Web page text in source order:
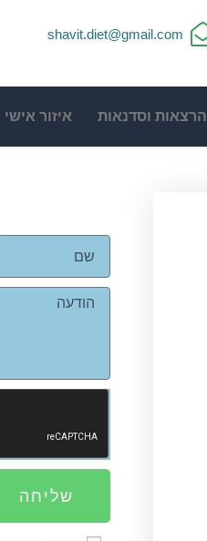
shavit.diet@gmail.com
הרצאות וסדנאות איזור אישי
שליחה